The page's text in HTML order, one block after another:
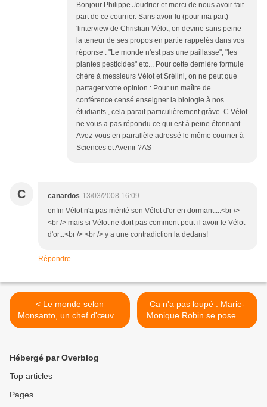
Bonjour Philippe Joudrier et merci de nous avoir fait
part de ce courrier. Sans avoir lu (pour ma part)
'linterview de Christian Vélot, on devine sans peine
la teneur de ses propos en partie rappelés dans vos
réponse : "Le monde n'est pas une paillasse", "les
plantes pesticides" etc... Pour cette dernière formule
chère à messieurs Vélot et Srélini, on ne peut que
partager votre opinion : Pour un maître de
conférence censé enseigner la biologie à nos
étudiants , cela parait particulièrement grâve. C Vélot
ne vous a pas répondu ce qui est à peine étonnant.
Avez-vous en parrallèle adressé le même courrier à
Sciences et Avenir ?AS
C canardos 13/03/2008 16:09
enfin Vélot n'a pas mérité son Vélot d'or en dormant....<br />
<br /> mais si Vélot ne dort pas comment peut-il avoir le Vélot
d'or...<br /> <br /> y a une contradiction la dedans!
Répondre
< Le monde selon
Monsanto, un chef d'œuvre
de propagande
Ca n'a pas loupé : Marie-
Monique Robin se pose en
victime d'une conspiration
Hébergé par Overblog
Top articles
Pages